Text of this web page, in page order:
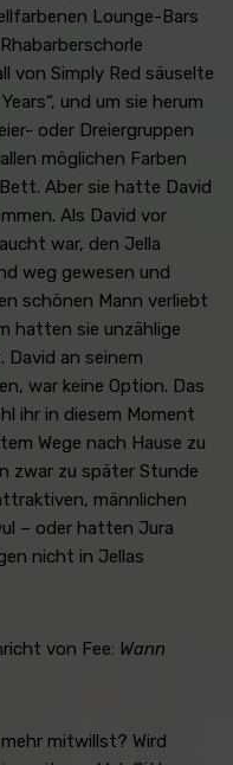
Lounge-Bars
von Simply Red säuselte
und um sie herum
oder Dreiergruppen
möglichen Farben
Aber sie hatte David
Als David vor
war, den Jella
weg gewesen und
schönen Mann verliebt
hatten sie unzählige
an seinem
war keine Option. Das
ihr in diesem Moment
Wege nach Hause zu
zwar zu später Stunde
männlichen
– oder hatten Jura
nicht in Jellas
von Fee: Wann
mitwillst? Wird